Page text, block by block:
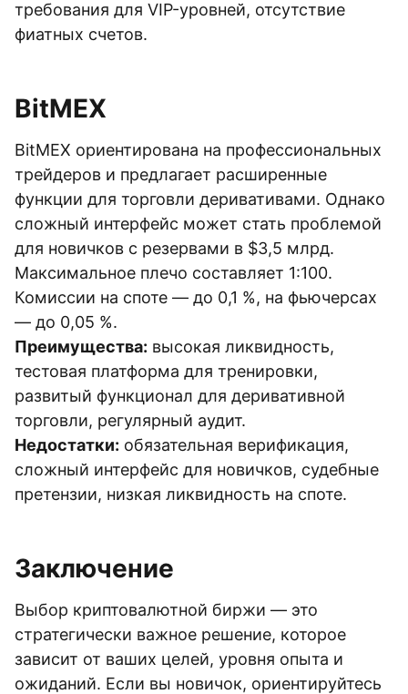
требования для VIP-уровней, отсутствие
фиатных счетов.
BitMEX
BitMEX ориентирована на профессиональных
трейдеров и предлагает расширенные
функции для торговли деривативами. Однако
сложный интерфейс может стать проблемой
для новичков с резервами в $3,5 млрд.
Максимальное плечо составляет 1:100.
Комиссии на споте — до 0,1 %, на фьючерсах
— до 0,05 %.
Преимущества: высокая ликвидность,
тестовая платформа для тренировки,
развитый функционал для деривативной
торговли, регулярный аудит.
Недостатки: обязательная верификация,
сложный интерфейс для новичков, судебные
претензии, низкая ликвидность на споте.
Заключение
Выбор криптовалютной биржи — это
стратегически важное решение, которое
зависит от ваших целей, уровня опыта и
ожиданий. Если вы новичок, ориентируйтесь